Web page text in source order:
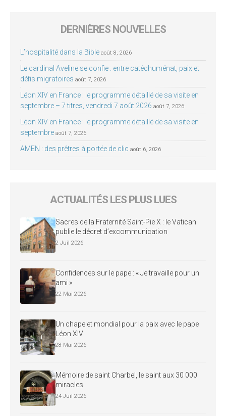
DERNIÈRES NOUVELLES
L’hospitalité dans la Bible août 8, 2026
Le cardinal Aveline se confie : entre catéchuménat, paix et
défis migratoires août 7, 2026
Léon XIV en France : le programme détaillé de sa visite en
septembre – 7 titres, vendredi 7 août 2026 août 7, 2026
Léon XIV en France : le programme détaillé de sa visite en
septembre août 7, 2026
AMEN : des prêtres à portée de clic août 6, 2026
ACTUALITÉS LES PLUS LUES
Sacres de la Fraternité Saint-Pie X : le Vatican
publie le décret d’excommunication
2 Juil 2026
Confidences sur le pape : « Je travaille pour un
ami »
22 Mai 2026
Un chapelet mondial pour la paix avec le pape
Léon XIV
28 Mai 2026
Mémoire de saint Charbel, le saint aux 30 000
miracles
24 Juil 2026